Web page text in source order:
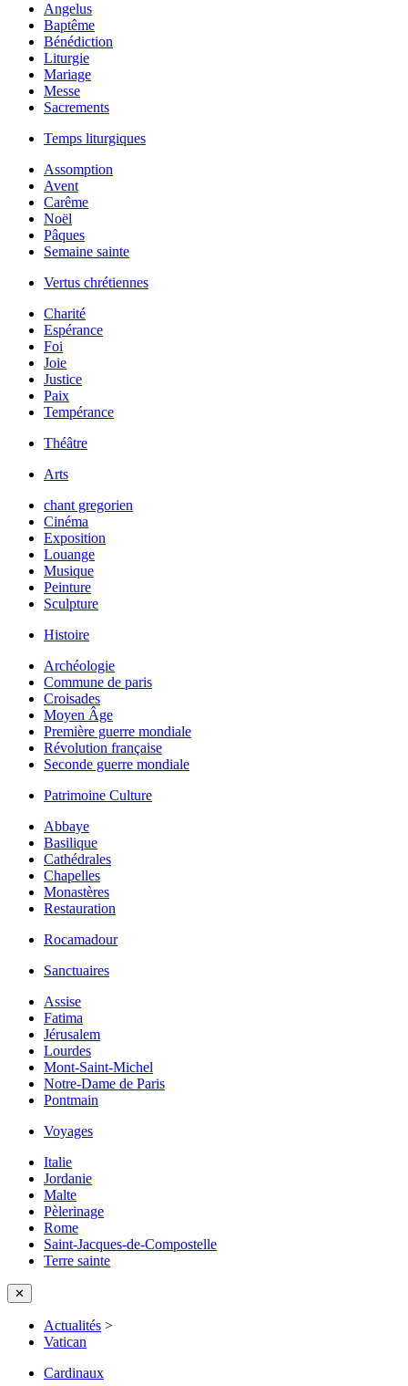
Angelus
Baptême
Bénédiction
Liturgie
Mariage
Messe
Sacrements
Temps liturgiques
Assomption
Avent
Carême
Noël
Pâques
Semaine sainte
Vertus chrétiennes
Charité
Espérance
Foi
Joie
Justice
Paix
Tempérance
Théâtre
Arts
chant gregorien
Cinéma
Exposition
Louange
Musique
Peinture
Sculpture
Histoire
Archéologie
Commune de paris
Croisades
Moyen Âge
Première guerre mondiale
Révolution française
Seconde guerre mondiale
Patrimoine Culture
Abbaye
Basilique
Cathédrales
Chapelles
Monastères
Restauration
Rocamadour
Sanctuaires
Assise
Fatima
Jérusalem
Lourdes
Mont-Saint-Michel
Notre-Dame de Paris
Pontmain
Voyages
Italie
Jordanie
Malte
Pèlerinage
Rome
Saint-Jacques-de-Compostelle
Terre sainte
✕
Actualités >
Vatican
Cardinaux